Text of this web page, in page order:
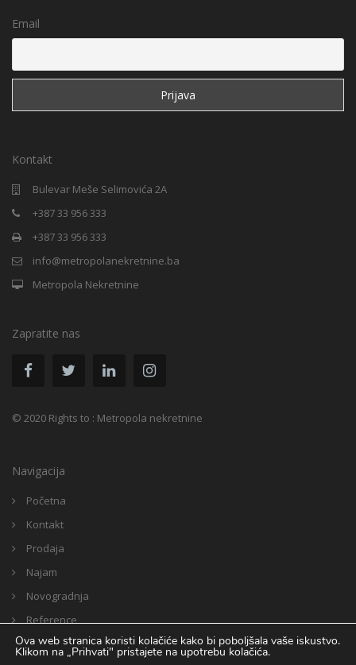
Email
Kontakt
Bulevar Meše Selimovića 2A
+387 33 956 333
+387 33 956 333
info@metropolanekretnine.ba
Metropola Nekretnine
Zapratite nas
© 2020 Rights to : Metropola nekretnine
Navigacija
Početna
Kontakt
Prodaja
Najam
Novogradnja
Reference
Zaposli se
Ova web stranica koristi kolačiće kako bi poboljšala vaše iskustvo.
Klikom na „Prihvati" pristajete na upotrebu kolačića.